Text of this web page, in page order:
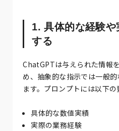
1. 具体的な経験
する
ChatGPTは与えられた情報
め、抽象的な指示では一般
ます。プロンプトには以下の
具体的な数値実績
実際の業務経験